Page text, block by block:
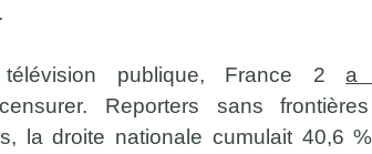
télévision publique, France 2a
Reporters sans
la droite nationale cumulait 40,6